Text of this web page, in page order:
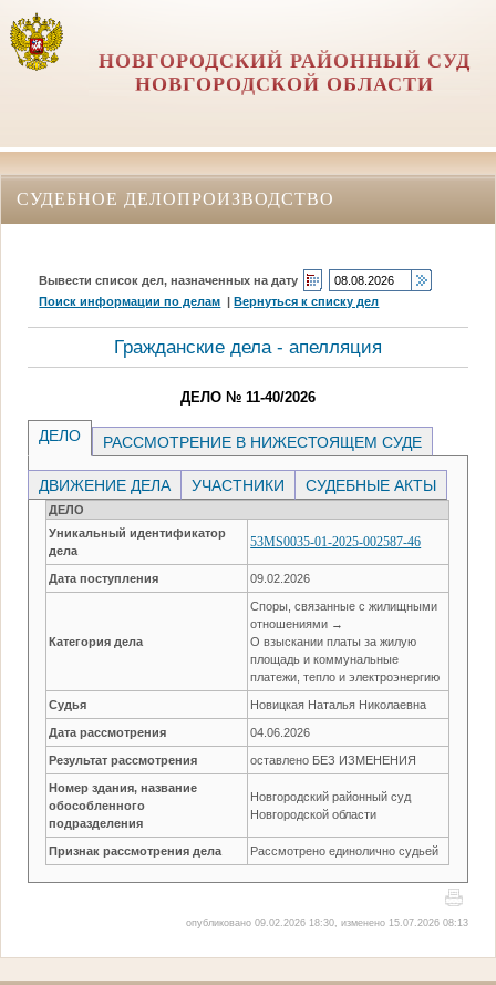
НОВГОРОДСКИЙ РАЙОННЫЙ СУД
НОВГОРОДСКОЙ ОБЛАСТИ
СУДЕБНОЕ ДЕЛОПРОИЗВОДСТВО
Вывести список дел, назначенных на дату
Поиск информации по делам |Вернуться к списку дел
Гражданские дела - апелляция
ДЕЛО № 11-40/2026
ДЕЛО РАССМОТРЕНИЕ В НИЖЕСТОЯЩЕМ СУДЕ
ДВИЖЕНИЕ ДЕЛА УЧАСТНИКИ СУДЕБНЫЕ АКТЫ
ДЕЛО
Уникальный идентификатор
дела
53MS0035-01-2025-002587-46
Дата поступления 09.02.2026
Категория дела
Споры, связанные с жилищными
отношениями →
О взыскании платы за жилую
площадь и коммунальные
платежи, тепло и электроэнергию
Судья Новицкая Наталья Николаевна
Дата рассмотрения 04.06.2026
Результат рассмотрения оставлено БЕЗ ИЗМЕНЕНИЯ
Номер здания, название
обособленного
подразделения
Новгородский районный суд
Новгородской области
Признак рассмотрения дела Рассмотрено единолично судьей
опубликовано 09.02.2026 18:30, изменено 15.07.2026 08:13